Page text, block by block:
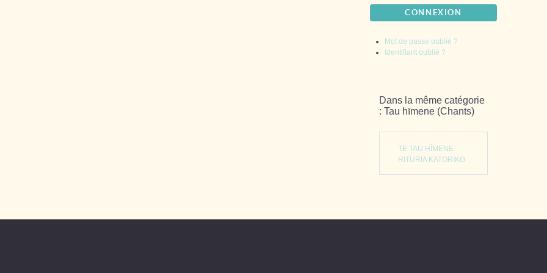
CONNEXION
Mot de passe oublié ?
Identifiant oublié ?
Dans la même catégorie
: Tau hīmene (Chants)
TE TAU HĪMENE
RITURIA KATORIKO